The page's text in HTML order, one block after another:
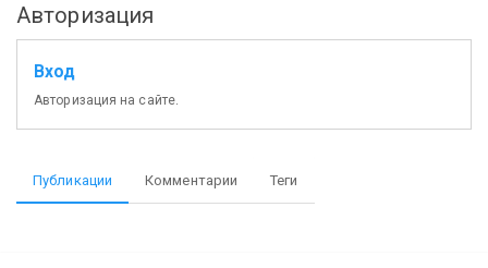
Авторизация
Вход
Авторизация на сайте.
Публикации Комментарии Теги